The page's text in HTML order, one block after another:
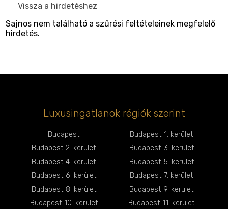
Vissza a hirdetéshez
Sajnos nem található a szűrési feltételeinek megfelelő
hirdetés.
Luxusingatlanok régiók szerint
Budapest
Budapest 1. kerület
Budapest 2. kerület
Budapest 3. kerület
Budapest 4. kerület
Budapest 5. kerület
Budapest 6. kerület
Budapest 7. kerület
Budapest 8. kerület
Budapest 9. kerület
Budapest 10. kerület
Budapest 11. kerület